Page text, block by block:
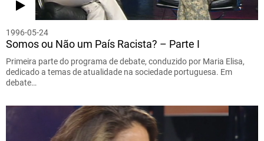
1996-05-24
Somos ou Não um País Racista? – Parte I
Primeira parte do programa de debate, conduzido por Maria Elisa,
dedicado a temas de atualidade na sociedade portuguesa. Em
debate…